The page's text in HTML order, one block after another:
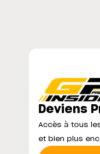
Deviens
Accès à tous
et bien plus